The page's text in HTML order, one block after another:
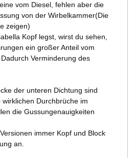
vom Diesel, fehlen aber die
von der Wirbelkammer(Die
zeigen)
Kopf legst, wirst du sehen,
ein großer Anteil vom
Verminderung des
der unteren Dichtung sind
Durchbrüche im
die Gussungenauigkeiten
immer Kopf und Block
an.